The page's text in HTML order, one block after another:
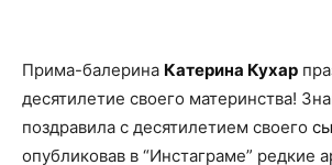
Прима-балерина Катерина Кухар
десятилетие своего материнства!
поздравила с десятилетием своего
опубликовав в “Инстаграме” редкие